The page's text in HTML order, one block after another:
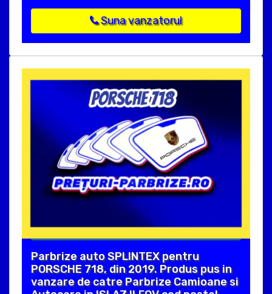
Suna vanzatorul
Parbrize auto SPLINTEX pentru
PORSCHE 718, din 2019. Produs pus in
vanzare de catre Parbrize Camioane si